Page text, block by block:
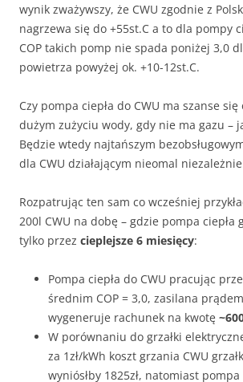
wynik zważywszy, że CWU zgodnie z
nagrzewa się do +55st.C a to dla pompy
COP takich pomp nie spada poniżej 3,0
powietrza powyżej ok. +10-12st.C.
Czy pompa ciepła do CWU ma szanse się
dużym zużyciu wody, gdy nie ma gazu –
Będzie wtedy najtańszym
dla CWU działającym nieomal
Rozpatrując ten sam co wcześniej
200l CWU na dobę – gdzie pompa ciepła
tylko przez cieplejsze 6 miesięcy:
Pompa ciepła do CWU pracując
średnim COP = 3,0, zasilana
wygeneruje rachunek na kwotę
W porównaniu do grzałki
za 1zł/kWh koszt grzania CWU
wyniósłby 1825zł, natomiast pompa